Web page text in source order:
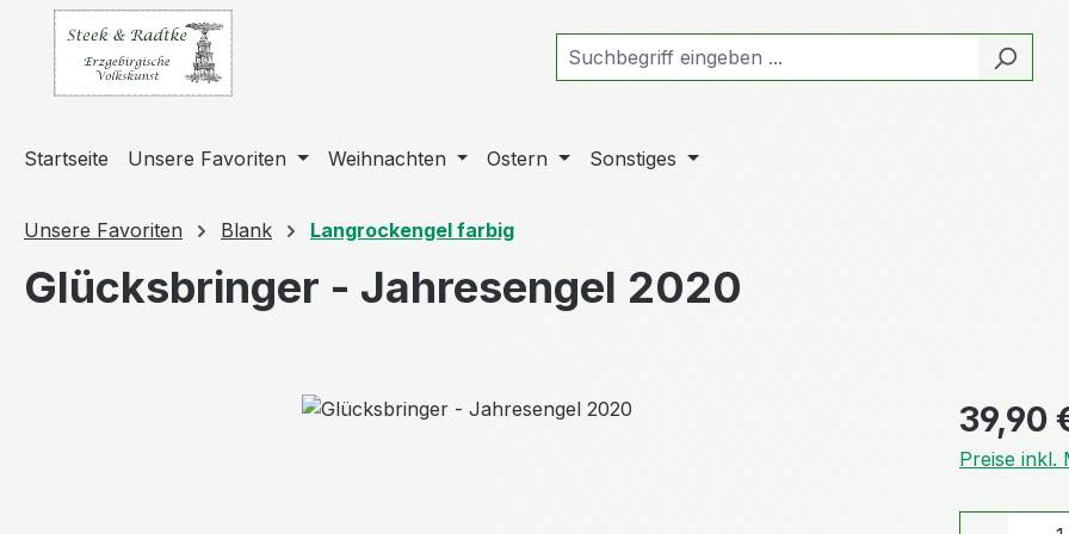
Hauptinhalt springen
Zur Suche springen
Zur Hauptnavigation springen
Startseite Unsere Favoriten Weihnachten Ostern Sonstiges
Unsere Favoriten Blank Langrockengel farbig
Glücksbringer - Jahresengel 2020
Regulärer
39,90
Preise inkl.